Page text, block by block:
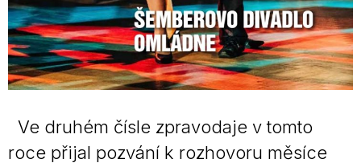
Ve druhém čísle zpravodaje v tomto
roce přijal pozvání k rozhovoru měsíce